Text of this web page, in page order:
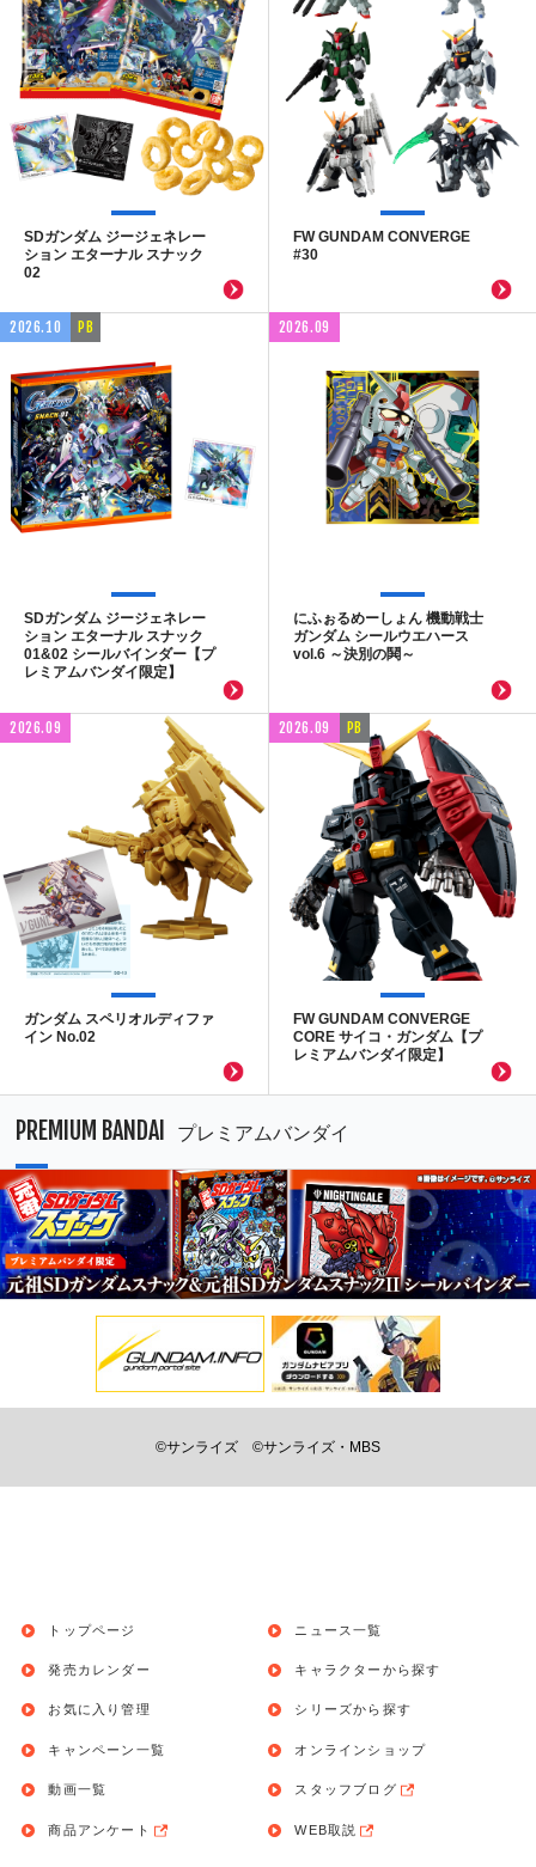
SDガンダム ジージェネレー
ション エターナル スナック
02
FW GUNDAM CONVERGE
#30
2026.10 PB
SDガンダム ジージェネレー
ション エターナル スナック
01&02 シールバインダー【プ
レミアムバンダイ限定】
2026.09
にふぉるめーしょん 機動戦士
ガンダム シールウエハース
vol.6 ～決別の鬨～
2026.09
ガンダム スペリオルディファ
イン No.02
2026.09 PB
FW GUNDAM CONVERGE
CORE サイコ・ガンダム【プ
レミアムバンダイ限定】
PREMIUM BANDAI プレミアムバンダイ
©サンライズ ©サンライズ・MBS
トップページ
発売カレンダー
お気に入り管理
ニュース一覧
キャラクターから探す
シリーズから探す
キャンペーン一覧
動画一覧
商品アンケート
オンラインショップ
スタッフブログ
WEB取説